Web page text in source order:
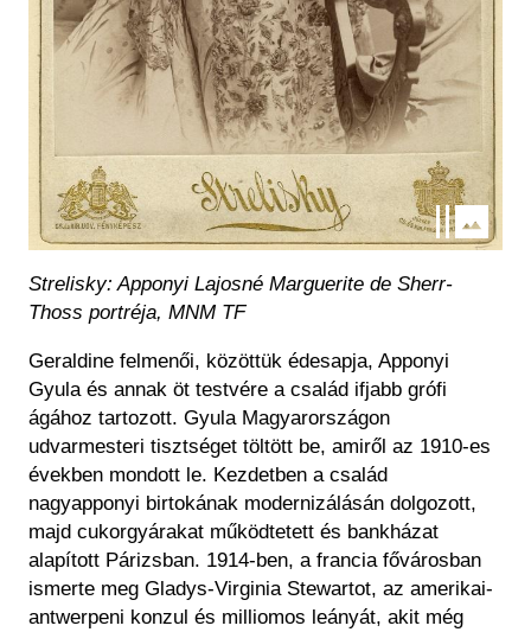
Strelisky: Apponyi Lajosné Marguerite de Sherr-
Thoss portréja, MNM TF
Geraldine felmenői, közöttük édesapja, Apponyi
Gyula és annak öt testvére a család ifjabb grófi
ágához tartozott. Gyula Magyarországon
udvarmesteri tisztséget töltött be, amiről az 1910-es
években mondott le. Kezdetben a család
nagyapponyi birtokának modernizálásán dolgozott,
majd cukorgyárakat működtetett és bankházat
alapított Párizsban. 1914-ben, a francia fővárosban
ismerte meg Gladys-Virginia Stewartot, az amerikai-
antwerpeni konzul és milliomos leányát, akit még